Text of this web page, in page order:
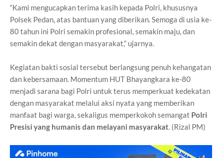
“Kami mengucapkan terima kasih kepada Polri, khususnya
Polsek Pedan, atas bantuan yang diberikan. Semoga di usia ke-
80 tahun ini Polri semakin profesional, semakin maju, dan
semakin dekat dengan masyarakat,” ujarnya.
Kegiatan bakti sosial tersebut berlangsung penuh kehangatan
dan kebersamaan. Momentum HUT Bhayangkara ke-80
menjadi sarana bagi Polri untuk terus memperkuat kedekatan
dengan masyarakat melalui aksi nyata yang memberikan
manfaat bagi warga, sekaligus memperkokoh semangat Polri
Presisi yang humanis dan melayani masyarakat. (Rizal PM)